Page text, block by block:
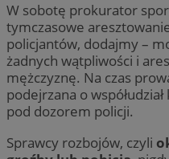
W sobotę prokurator
tymczasowe
policjantów, dodajmy –
żadnych wątpliwości i
mężczyznę. Na czas
podejrzana o
pod dozorem policji.
Sprawcy rozbojów, czyli